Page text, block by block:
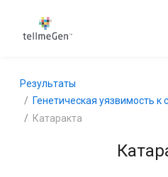
Результаты
Генетическая уязвимость
Катаракта